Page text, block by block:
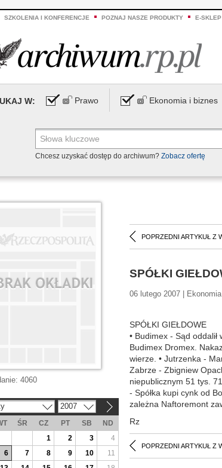
SZKOLENIA I KONFERENCJE POZNAJ NASZE PRODUKTY E-SKLEP
W: Prawo Ekonomia i biznes
Chcesz uzyskać dostęp do archiwum? Zobacz ofertę
POPRZEDNI ARTYKUŁ Z
SPÓŁKI
06 lutego 2007 |
SPÓŁKI GIEŁDOWE
• Budimex - Sąd
Budimex Dromex.
wierze. • Jutrzenka -
Zabrze - Zbigniew
niepublicznym 51 tys.
- Spółka kupi cynk od
zależna Naftoremont
Rz
POPRZEDNI ARTYKUŁ Z
4060
2007
ŚR CZ PT SB
ND
1
2 3
4
6 7 8 9 10
11